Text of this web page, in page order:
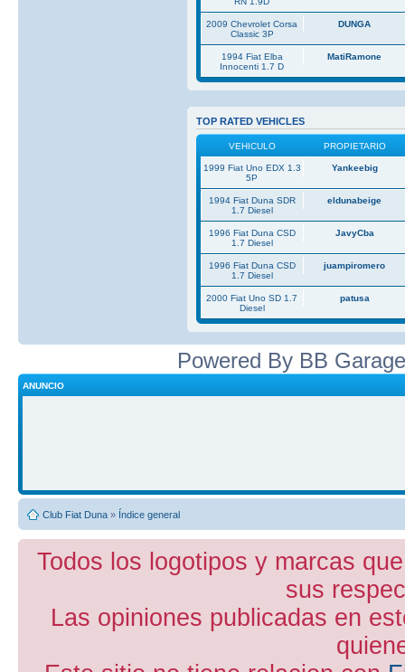
2009 Chevrolet Corsa
Classic 3P
DUNGA
1994 Fiat Elba
Innocenti 1.7 D
MatiRamone
TOP RATED VEHICLES
VEHICULO PROPIETARIO
1999 Fiat Uno EDX 1.3
5P
Yankeebig
1994 Fiat Duna SDR
1.7 Diesel
eldunabeige
1996 Fiat Duna CSD
1.7 Diesel
JavyCba
1996 Fiat Duna CSD
1.7 Diesel
juampiromero
2000 Fiat Uno SD 1.7
Diesel
patusa
Powered By BB
ANUNCIO
Club Fiat Duna » Índice general
Todos los logotipos y marcas
sus
Las opiniones publicadas en